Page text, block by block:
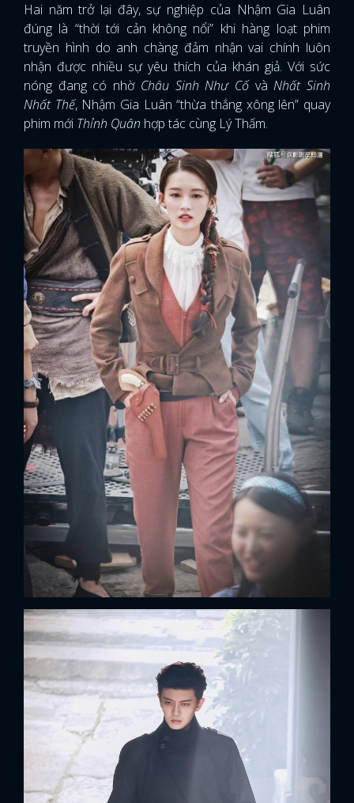
ĐĂNG NHẬP
Hai năm trở lại đây, sự nghiệp của Nhậm Gia Luân
đúng là “thời tới cản không nổi” khi hàng loạt phim
truyền hình do anh chàng đảm nhận vai chính luôn
nhận được nhiều sự yêu thích của khán giả. Với sức
nóng đang có nhờ Châu Sinh Như Cố vàNhất Sinh
Nhất Thế, Nhậm Gia Luân “thừa thắng xông lên” quay
phim mới Thỉnh Quân hợp tác cùng Lý Thấm.